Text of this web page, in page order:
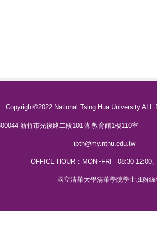
Copyright©2022 National Tsing Hua University ALL
新竹市光復路二段101號 教育館1樓110室
ipth@my.nthu.edu.tw
OFFICE HOUR：MON~FRI 08:30-12:00
國立清華大學清華學院學士班粉絲